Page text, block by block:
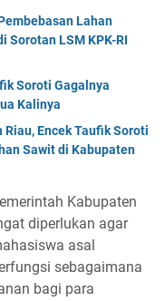
Lahan
Sorotan LSM KPK-RI
Soroti Gagalnya
Kalinya
Riau, Encek Taufik Soroti
Sawit di Kabupaten
Kabupaten
diperlukan agar
asal
sebagaimana
bagi para